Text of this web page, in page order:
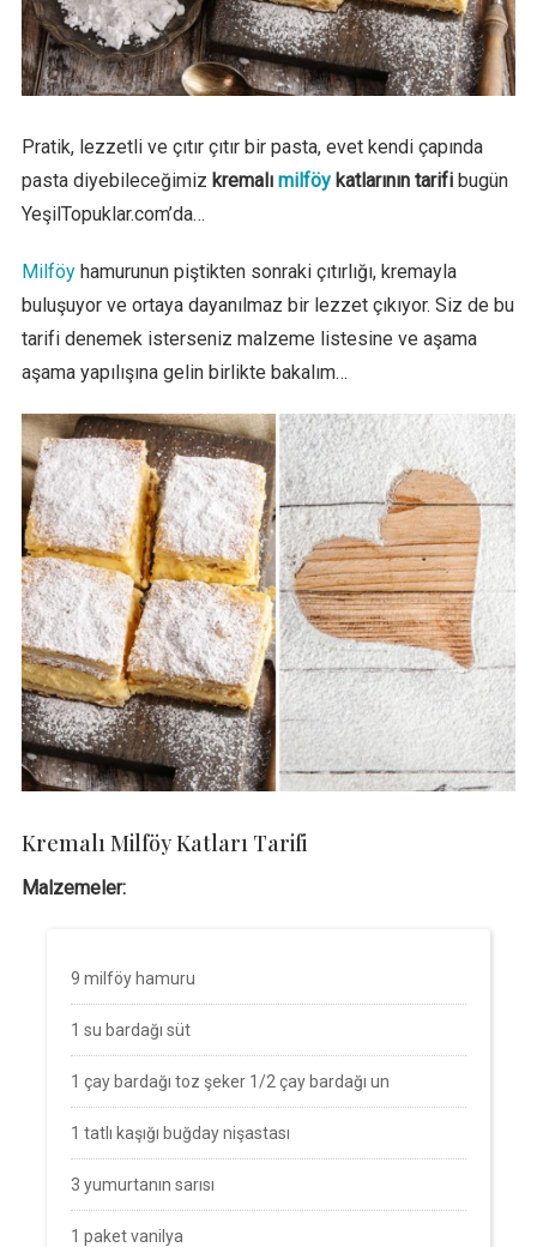
Pratik, lezzetli ve çıtır çıtır bir pasta, evet kendi çapında
pasta diyebileceğimiz kremalı milföykatlarının tarifibugün
YeşilTopuklar.com’da…
Milföy hamurunun piştikten sonraki çıtırlığı, kremayla
buluşuyor ve ortaya dayanılmaz bir lezzet çıkıyor. Siz de bu
tarifi denemek isterseniz malzeme listesine ve aşama
aşama yapılışına gelin birlikte bakalım…
Kremalı Milföy Katları Tarifi
Malzemeler:
9 milföy hamuru
1 su bardağı süt
1 çay bardağı toz şeker 1/2 çay bardağı un
1 tatlı kaşığı buğday nişastası
3 yumurtanın sarısı
1 paket vanilya